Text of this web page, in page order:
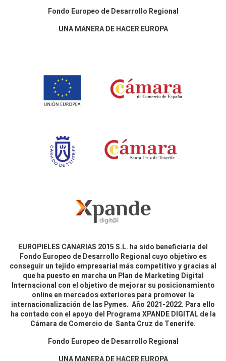
Fondo Europeo de Desarrollo Regional
UNA MANERA DE HACER EUROPA
EUROPIELES CANARIAS 2015 S.L. ha sido beneficiaria del
Fondo Europeo de Desarrollo Regional cuyo objetivo es
conseguir un tejido empresarial más competitivo y gracias al
que ha puesto en marcha un Plan de Marketing Digital
Internacional con el objetivo de mejorar su posicionamiento
online en mercados exteriores para promover la
internacionalización de las Pymes. Año 2021-2022. Para ello
ha contado con el apoyo del Programa XPANDE DIGITAL de la
Cámara de Comercio de Santa Cruz de Tenerife.
Fondo Europeo de Desarrollo Regional